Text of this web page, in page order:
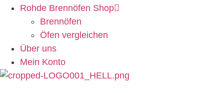
Rohde Brennöfen Shop
Brennöfen
Öfen vergleichen
Über uns
Mein Konto